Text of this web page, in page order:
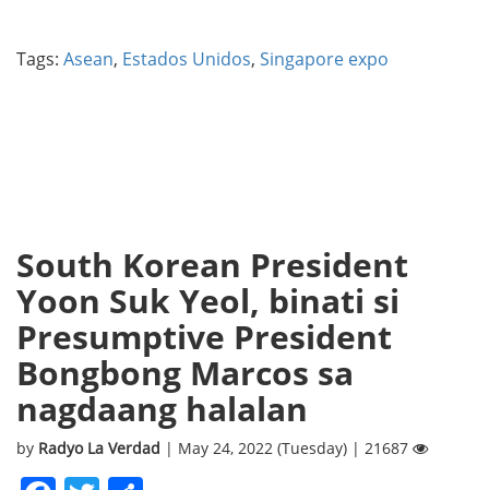
Tags: Asean, Estados Unidos, Singapore expo
South Korean President
Yoon Suk Yeol, binati si
Presumptive President
Bongbong Marcos sa
nagdaang halalan
by Radyo La Verdad | May 24, 2022 (Tuesday) | 21687